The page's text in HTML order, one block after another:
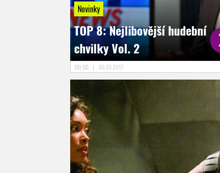
Novinky
TOP 8: Nejlibovější hudební
chvilky Vol. 2
DO_OD | 05.03.2017